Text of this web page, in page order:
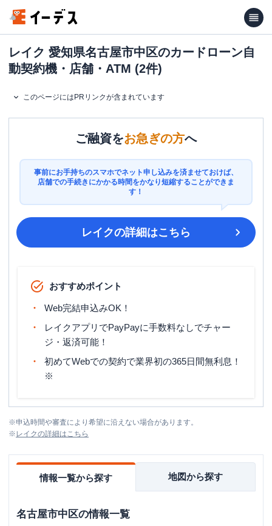
レイク 愛知県名古屋市中区のカードローン自
動契約機・店舗・ATM (2件)
このページにはPRリンクが含まれています
ご融資をお急ぎの方へ
事前にお手持ちのスマホでネット申し込みを済ませておけば、
店舗での手続きにかかる時間をかなり短縮することができま
す！
レイクの詳細はこちら
おすすめポイント
Web完結申込みOK！
レイクアプリでPayPayに手数料なしでチャー
ジ・返済可能！
初めてWebでの契約で業界初の365日間無利息！
※
※申込時間や審査により希望に沿えない場合があります。
※ レイクの詳細はこちら
情報一覧から探す 地図から探す
名古屋市中区の情報一覧